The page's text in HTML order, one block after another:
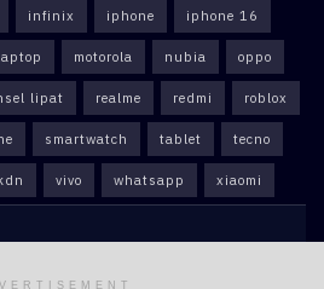
infinix iphone iphone 16
motorola nubia oppo
lipat realme redmi roblox
smartwatch tablet tecno
vivo whatsapp xiaomi